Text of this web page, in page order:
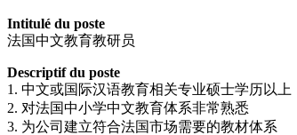
Intitulé du poste
法国中文教育教研员
Descriptif du poste
1. 中文或国际汉语教育相关专业硕士学历以上
2. 对法国中小学中文教育体系非常熟悉
3. 为公司建立符合法国市场需要的教材体系